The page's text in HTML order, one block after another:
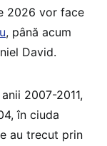
2026 vor face
, până acum
David.
2007-2011,
în ciuda
au trecut prin